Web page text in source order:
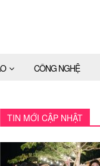
CÔNG NGHỆ
TIN MỚI CẬP NHẬT